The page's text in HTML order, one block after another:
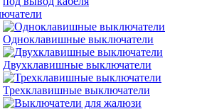
Одноклавишные выключатели
Двухклавишные выключатели
Трехклавишные выключатели